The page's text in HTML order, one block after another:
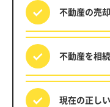
不動産の売
不動産を相
現在の正し